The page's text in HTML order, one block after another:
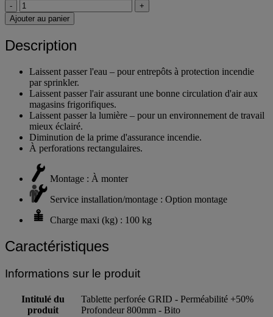
-
+
Ajouter au panier
Description
Laissent passer l'eau – pour entrepôts à protection incendie
par sprinkler.
Laissent passer l'air assurant une bonne circulation d'air aux
magasins frigorifiques.
Laissent passer la lumière – pour un environnement de travail
mieux éclairé.
Diminution de la prime d'assurance incendie.
À perforations rectangulaires.
Montage : À monter
Service installation/montage : Option montage
Charge maxi (kg) : 100 kg
Caractéristiques
Informations sur le produit
Intitulé du
produit
Tablette perforée GRID - Perméabilité +50%
Profondeur 800mm - Bito